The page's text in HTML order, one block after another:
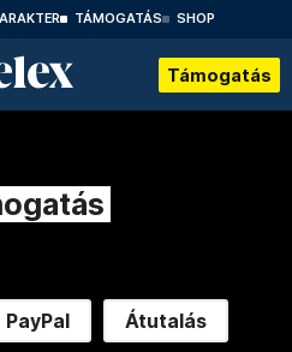
TÁMOGATÁS SHOP
Támogatás
PayPal Átutalás